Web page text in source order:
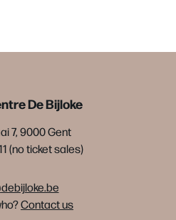
De Bijloke
7, 9000 Gent
(no ticket sales)
Contact us